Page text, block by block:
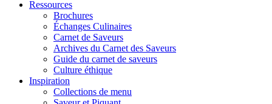
Ressources
Brochures
Échanges Culinaires
Carnet de Saveurs
Archives du Carnet des Saveurs
Guide du carnet de saveurs
Culture éthique
Inspiration
Collections de menu